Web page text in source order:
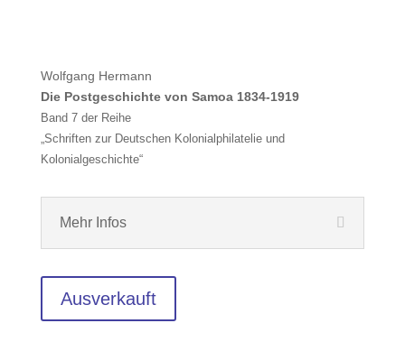
Wolfgang Hermann
Die Postgeschichte von Samoa 1834-1919
Band 7 der Reihe
„Schriften zur Deutschen Kolonialphilatelie und
Kolonialgeschichte“
Mehr Infos
Ausverkauft